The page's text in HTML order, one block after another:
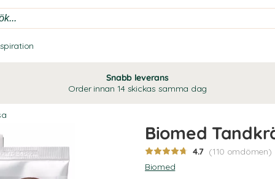
Snabb leverans
Order innan 14 skickas samma dag
Biomed
4.7 (110 omdömen)
Biomed